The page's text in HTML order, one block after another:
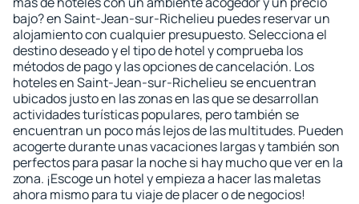
bajo? en Saint-Jean-sur-Richelieu puedes reservar un
alojamiento con cualquier presupuesto. Selecciona el
destino deseado y el tipo de hotel y comprueba los
métodos de pago y las opciones de cancelación. Los
hoteles en Saint-Jean-sur-Richelieu se encuentran
ubicados justo en las zonas en las que se desarrollan
actividades turísticas populares, pero también se
encuentran un poco más lejos de las multitudes. Pueden
acogerte durante unas vacaciones largas y también son
perfectos para pasar la noche si hay mucho que ver en la
zona. ¡Escoge un hotel y empieza a hacer las maletas
ahora mismo para tu viaje de placer o de negocios!